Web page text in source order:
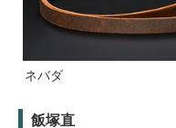
ネバダ
飯塚直